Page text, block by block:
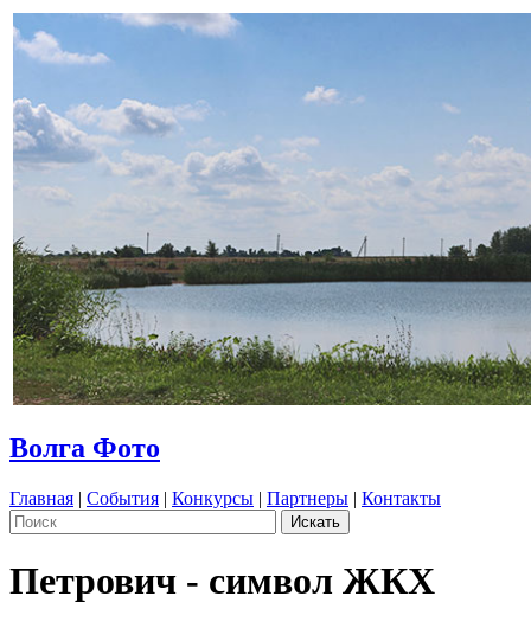
Волга Фото
Главная | События | Конкурсы | Партнеры | Контакты
Петрович - символ ЖКХ